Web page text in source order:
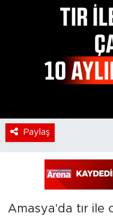
Paylaş
Amasya'da tır ile